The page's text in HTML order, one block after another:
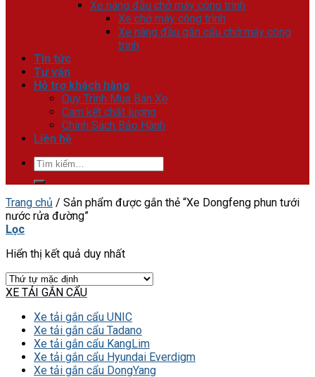
Xe nâng đầu chở máy công trình
Xe chở máy công trình
Xe nâng đầu gắn cẩu chở máy công
trình
Tin tức
Tư vấn
Hỗ trợ khách hàng
Quy Trình Mua Bán Xe
Cam kết chất lượng
Chính Sách Bảo Hành
Liên hệ
Tìm
kiếm:
Trang chủ / Sản phẩm được gắn thẻ “Xe Dongfeng phun tưới
nước rửa đường”
Lọc
Hiển thị kết quả duy nhất
XE TẢI GẮN CẨU
Xe tải gắn cẩu UNIC
Xe tải gắn cẩu Tadano
Xe tải gắn cẩu KangLim
Xe tải gắn cẩu Hyundai Everdigm
Xe tải gắn cẩu DongYang